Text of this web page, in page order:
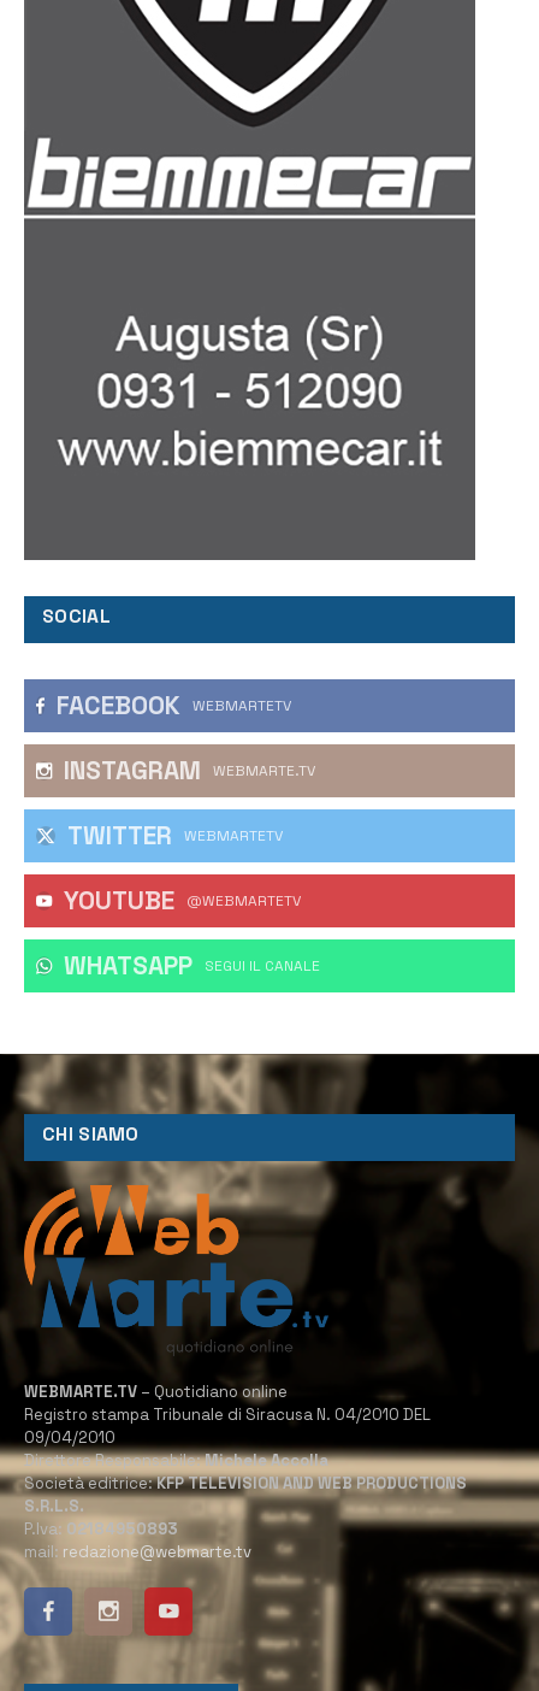
SOCIAL
FACEBOOK WEBMARTETV
INSTAGRAM WEBMARTE.TV
TWITTER WEBMARTETV
YOUTUBE @WEBMARTETV
WHATSAPP ‎SEGUI IL CANALE
CHI SIAMO
WEBMARTE.TV – Quotidiano online
Registro stampa Tribunale di Siracusa N. 04/2010 DEL
09/04/2010
Direttore Responsabile:Michele Accolla
Società editrice:KFP TELEVISION AND WEB PRODUCTIONS
S.R.L.S.
P.Iva: 02184950893
mail: redazione@webmarte.tv